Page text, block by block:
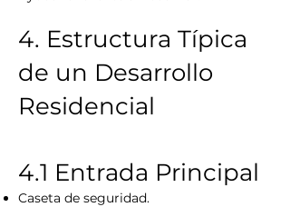
4. Estructura Típica
de un Desarrollo
Residencial
4.1 Entrada Principal
Caseta de seguridad.